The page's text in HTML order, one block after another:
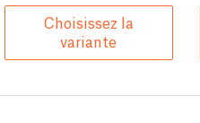
Choisissez la
variante